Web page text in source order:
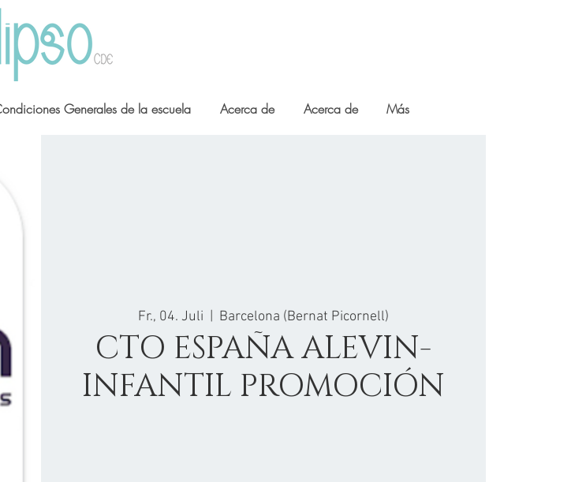
Generales de la escuela Acerca de Acerca de Más
Fr., 04. Juli
  |
Barcelona (Bernat Picornell)
CTO ESPAÑA ALEVIN-
INFANTIL PROMOCIÓN